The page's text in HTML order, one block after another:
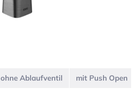
ohne Ablaufventil mit Push Open